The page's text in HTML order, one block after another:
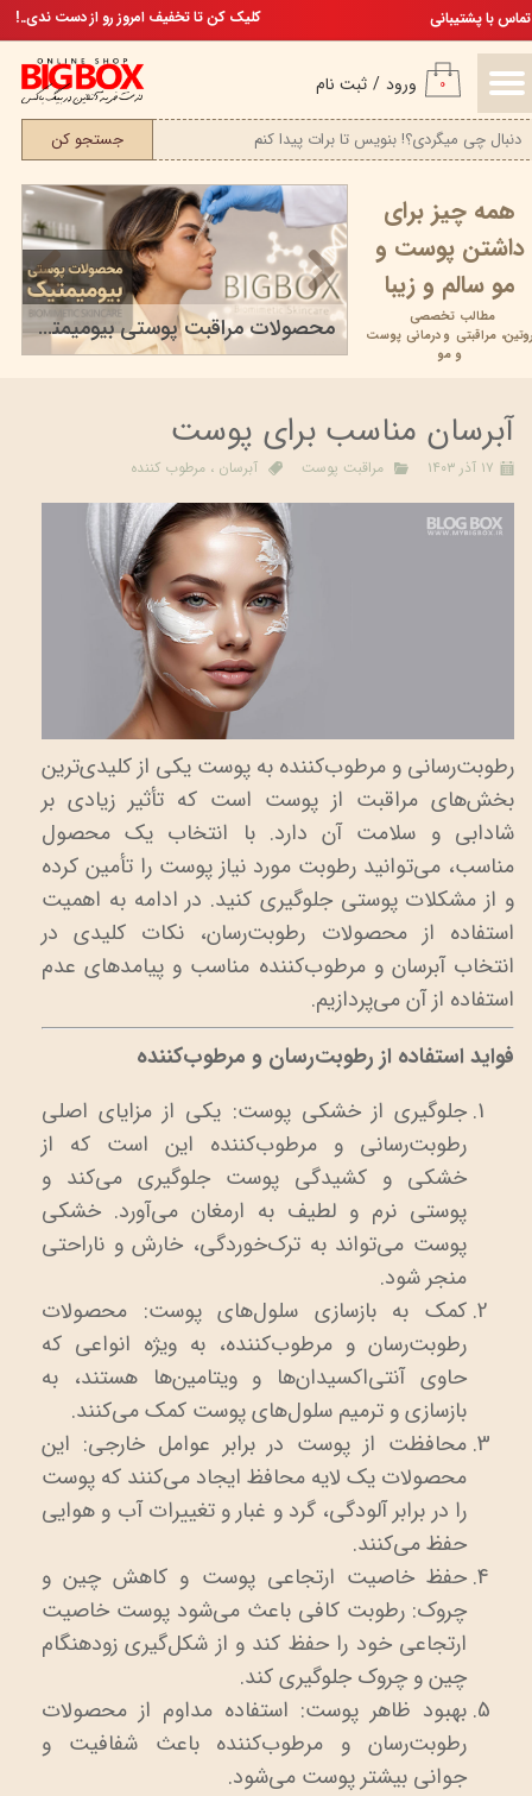
ورود / ثبت نام
حساب کاربری من
تغییر گذر واژه
سفارشات
خروج از حساب کاربری
۰
جستجو کن
تخفیف ویژه، برای مامان خوشگلمکلیک کن تا تخفیف امروز رو از دست ندی..! تماس با پشتیبانی
محصولات مراقبت پوستی بیومیمتیک
همه چیز برای
داشتن پوست و
مو سالم و زیبا
روتین،مراقبتی ودرمانی پوست
و مو
آبرسان مناسب برای پوست
۱۷ آذر ۱۴۰۳ مراقبت پوست آبرسان ، مرطوب کننده
رطوبت‌رسانی و مرطوب‌کننده به پوست یکی از کلیدی‌ترین
بخش‌های مراقبت از پوست است که تأثیر زیادی بر
شادابی و سلامت آن دارد. با انتخاب یک محصول
مناسب، می‌توانید رطوبت مورد نیاز پوست را تأمین کرده
و از مشکلات پوستی جلوگیری کنید. در ادامه به اهمیت
استفاده از محصولات رطوبت‌رسان، نکات کلیدی در
انتخاب آبرسان و مرطوب‌کننده مناسب و پیامدهای عدم
استفاده از آن می‌پردازیم.
فواید استفاده از رطوبت‌رسان و مرطوب‌کننده
جلوگیری از خشکی پوست: یکی از مزایای اصلی
رطوبت‌رسانی و مرطوب‌کننده این است که از
خشکی و کشیدگی پوست جلوگیری می‌کند و
پوستی نرم و لطیف به ارمغان می‌آورد. خشکی
پوست می‌تواند به ترک‌خوردگی، خارش و ناراحتی
منجر شود.
کمک به بازسازی سلول‌های پوست: محصولات
رطوبت‌رسان و مرطوب‌کننده، به ویژه انواعی که
حاوی آنتی‌اکسیدان‌ها و ویتامین‌ها هستند، به
بازسازی و ترمیم سلول‌های پوست کمک می‌کنند.
محافظت از پوست در برابر عوامل خارجی: این
محصولات یک لایه محافظ ایجاد می‌کنند که پوست
را در برابر آلودگی، گرد و غبار و تغییرات آب و هوایی
حفظ می‌کنند.
حفظ خاصیت ارتجاعی پوست و کاهش چین و
چروک: رطوبت کافی باعث می‌شود پوست خاصیت
ارتجاعی خود را حفظ کند و از شکل‌گیری زودهنگام
چین و چروک جلوگیری کند.
بهبود ظاهر پوست: استفاده مداوم از محصولات
رطوبت‌رسان و مرطوب‌کننده باعث شفافیت و
جوانی بیشتر پوست می‌شود.